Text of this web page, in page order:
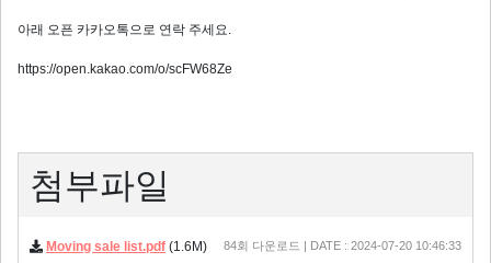
아래 오픈 카카오톡으로 연락 주세요.
https://open.kakao.com/o/scFW68Ze
첨부파일
Moving sale list.pdf (1.6M) 84회 다운로드 | DATE : 2024-07-20 10:46:33